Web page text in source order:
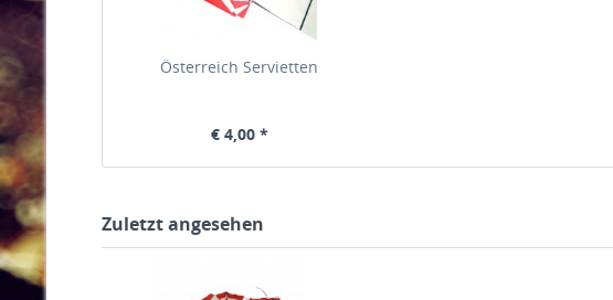
Österreich Servietten
€ 4,00 *
Zuletzt angesehen